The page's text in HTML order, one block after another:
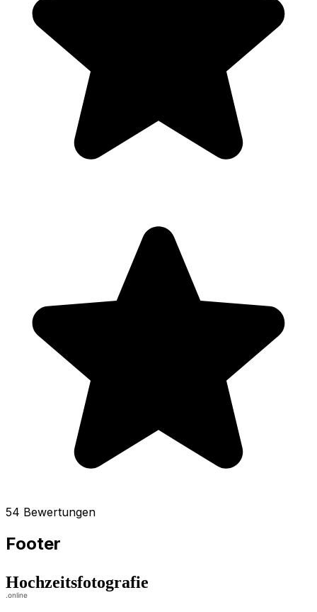
54 Bewertungen
Footer